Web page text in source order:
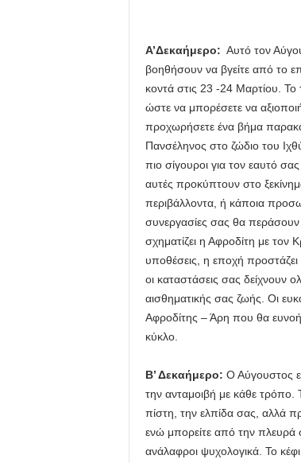
Α’Δεκαήμερο: Αυτό τον
βοηθήσουν να βγείτε από το
κοντά στις 23 -24 Μαρτίου.
ώστε να μπορέσετε να
προχωρήσετε ένα βήμα
Πανσέληνος στο ζώδιο του
πιο σίγουροι για τον εαυτό
αυτές προκύπτουν στο
περιβάλλοντα, ή κάποια
συνεργασίες σας θα
σχηματίζει η Αφροδίτη με
υποθέσεις, η εποχή
οι καταστάσεις σας δείχνουν
αισθηματικής σας ζωής. Οι
Αφροδίτης – Άρη που θα
κύκλο.
Β’ Δεκαήμερο: Ο Αύγουστος
την ανταμοιβή με κάθε τρόπο.
πίστη, την ελπίδα σας, αλλά
ενώ μπορείτε από την πλευρά
ανάλαφροι ψυχολογικά. Το